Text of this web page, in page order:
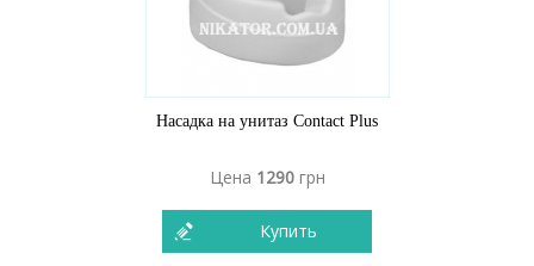
Насадка на унитаз Contact Plus
Цена 1290грн
Купить